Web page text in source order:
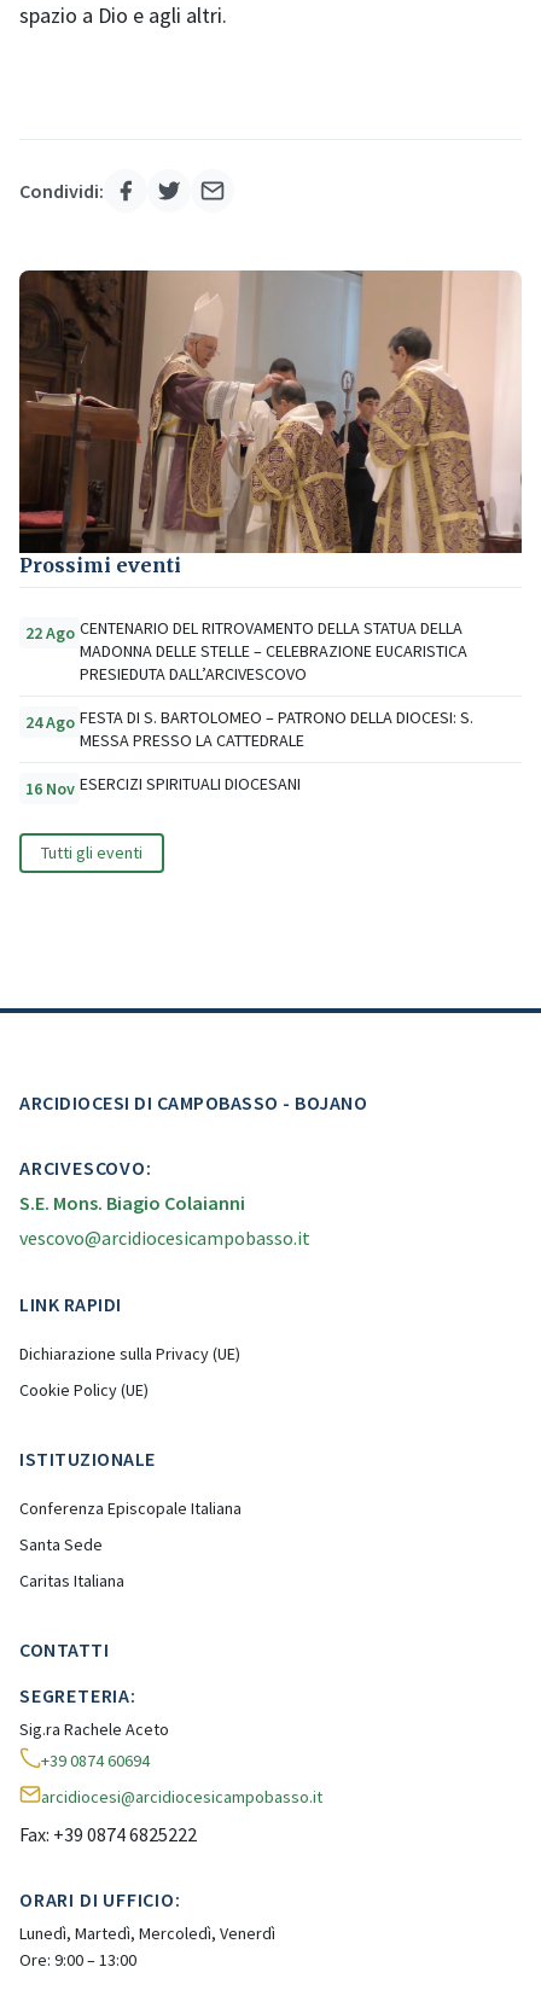
spazio a Dio e agli altri.
Condividi:
Prossimi eventi
22 Ago CENTENARIO DEL RITROVAMENTO DELLA STATUA DELLA
MADONNA DELLE STELLE – CELEBRAZIONE EUCARISTICA
PRESIEDUTA DALL’ARCIVESCOVO
24 Ago FESTA DI S. BARTOLOMEO – PATRONO DELLA DIOCESI: S.
MESSA PRESSO LA CATTEDRALE
16 Nov ESERCIZI SPIRITUALI DIOCESANI
Tutti gli eventi
ARCIDIOCESI DI CAMPOBASSO - BOJANO
ARCIVESCOVO:
S.E. Mons. Biagio Colaianni
vescovo@arcidiocesicampobasso.it
LINK RAPIDI
Dichiarazione sulla Privacy (UE)
Cookie Policy (UE)
ISTITUZIONALE
Conferenza Episcopale Italiana
Santa Sede
Caritas Italiana
CONTATTI
SEGRETERIA:
Sig.ra Rachele Aceto
+39 0874 60694
arcidiocesi@arcidiocesicampobasso.it
Fax: +39 0874 6825222
ORARI DI UFFICIO:
Lunedì, Martedì, Mercoledì, Venerdì
Ore: 9:00 – 13:00